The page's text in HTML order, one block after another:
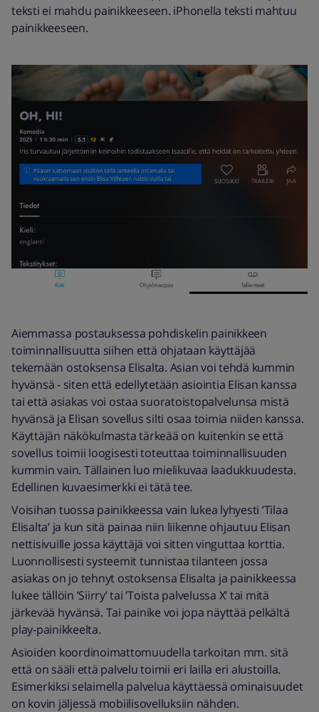
teksti ei mahdu painikkeeseen. iPhonella teksti mahtuu
painikkeeseen.
Aiemmassa postauksessa pohdiskelin painikkeen
toiminnallisuutta siihen että ohjataan käyttäjää
tekemään ostoksensa Elisalta. Asian voi tehdä kummin
hyvänsä - siten että edellytetään asiointia Elisan kanssa
tai että asiakas voi ostaa suoratoistopalvelunsa mistä
hyvänsä ja Elisan sovellus silti osaa toimia niiden kanssa.
Käyttäjän näkökulmasta tärkeää on kuitenkin se että
sovellus toimii loogisesti toteuttaa toiminnallisuuden
kummin vain. Tällainen luo mielikuvaa laadukkuudesta.
Edellinen kuvaesimerkki ei tätä tee.
Voisihan tuossa painikkeessa vain lukea lyhyesti ’Tilaa
Elisalta’ ja kun sitä painaa niin liikenne ohjautuu Elisan
nettisivuille jossa käyttäjä voi sitten vinguttaa korttia.
Luonnollisesti systeemit tunnistaa tilanteen jossa
asiakas on jo tehnyt ostoksensa Elisalta ja painikkeessa
lukee tällöin ’Siirry’ tai ’Toista palvelussa X’ tai mitä
järkevää hyvänsä. Tai painike voi jopa näyttää pelkältä
play-painikkeelta.
Asioiden koordinoimattomuudella tarkoitan mm. sitä
että on sääli että palvelu toimii eri lailla eri alustoilla.
Esimerkiksi selaimella palvelua käyttäessä ominaisuudet
on kovin jäljessä mobiilisovelluksiin nähden.